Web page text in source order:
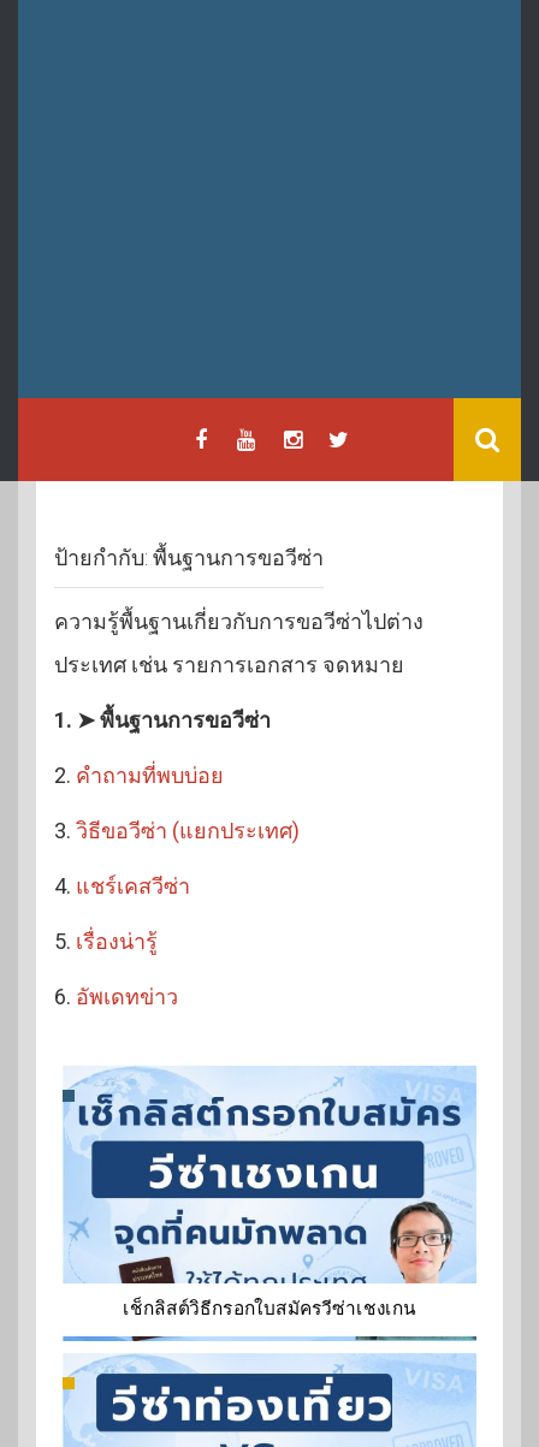
ป้ายกำกับ: พื้นฐานการขอวีซ่า
ความรู้พื้นฐานเกี่ยวกับการขอวีซ่าไปต่าง
ประเทศ เช่น รายการเอกสาร จดหมาย
1. ➤ พื้นฐานการขอวีซ่า
2. คำถามที่พบบ่อย
3. วิธีขอวีซ่า (แยกประเทศ)
4. แชร์เคสวีซ่า
5. เรื่องน่ารู้
6. อัพเดทข่าว
เช็กลิสต์วิธีกรอกใบสมัครวีซ่าเชงเกน